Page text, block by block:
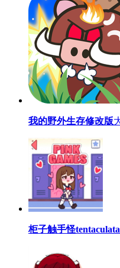
我的野外生存修改版
柜子触手怪